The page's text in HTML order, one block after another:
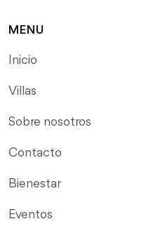
MENU
Inicio
Villas
Sobre nosotros
Contacto
Bienestar
Eventos